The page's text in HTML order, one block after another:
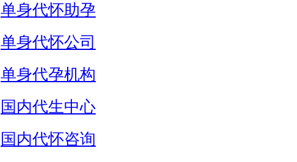
单身代怀助孕
单身代怀公司
单身代孕机构
国内代生中心
国内代怀咨询